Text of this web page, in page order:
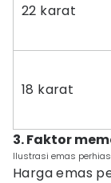
22 karat
18 karat
3. Faktor
Ilustrasi emas
Harga emas